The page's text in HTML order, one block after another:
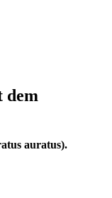
dem
auratus).